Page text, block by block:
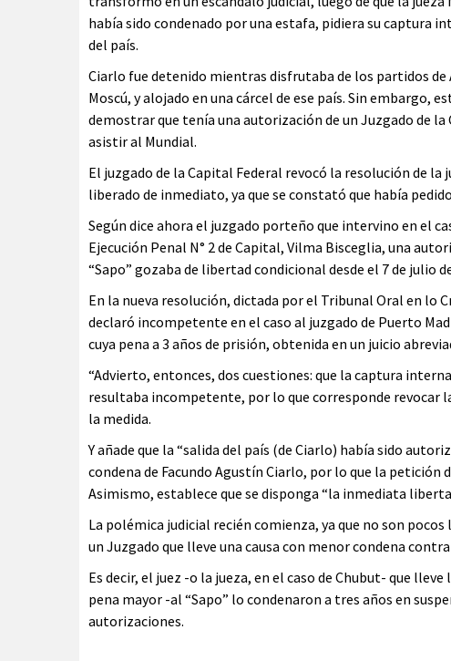
había sido condenado por una estafa, pidiera su captura
del país.
Ciarlo fue detenido mientras disfrutaba de los partidos
Moscú, y alojado en una cárcel de ese país. Sin embargo,
demostrar que tenía una autorización de un Juzgado de
asistir al Mundial.
El juzgado de la Capital Federal revocó la resolución de
liberado de inmediato, ya que se constató que había
Según dice ahora el juzgado porteño que intervino en el
Ejecución Penal N° 2 de Capital, Vilma Bisceglia, una
“Sapo” gozaba de libertad condicional desde el 7 de julio
En la nueva resolución, dictada por el Tribunal Oral en lo
declaró incompetente en el caso al juzgado de Puerto
cuya pena a 3 años de prisión, obtenida en un juicio
“Advierto, entonces, dos cuestiones: que la captura
resultaba incompetente, por lo que corresponde revocar
la medida.
Y añade que la “salida del país (de Ciarlo) había sido
condena de Facundo Agustín Ciarlo, por lo que la
Asimismo, establece que se disponga “la inmediata
La polémica judicial recién comienza, ya que no son
un Juzgado que lleve una causa con menor condena
Es decir, el juez -o la jueza, en el caso de Chubut- que
pena mayor -al “Sapo” lo condenaron a tres años en
autorizaciones.